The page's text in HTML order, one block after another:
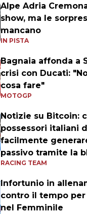
Alpe Adria
show, ma le
mancano
IN PISTA
Bagnaia affonda a
crisi con Ducati:
cosa fare"
MOTOGP
Notizie su Bitcoin:
possessori italiani
facilmente
passivo tramite la
RACING TEAM
Infortunio in
contro il tempo per
nel Femminile